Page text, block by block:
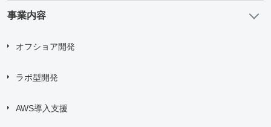
事業内容
オフショア開発
ラボ型開発
AWS導入支援